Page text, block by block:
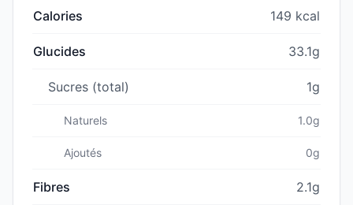
Calories 149 kcal
Glucides 33.1g
Sucres (total) 1g
Naturels 1.0g
Ajoutés 0g
Fibres 2.1g